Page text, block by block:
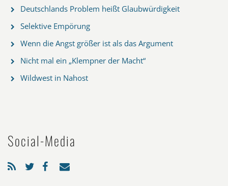
Deutschlands Problem heißt Glaubwürdigkeit
Selektive Empörung
Wenn die Angst größer ist als das Argument
Nicht mal ein „Klempner der Macht“
Wildwest in Nahost
Social-Media